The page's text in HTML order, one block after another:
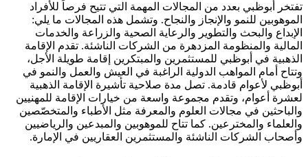
بعدد من المجالات المهمة التي تتيح فرصاً للأفراد
للنمو والإنجاز والنجاح. وتشمل هذه المجالات ما يلي:
والبحث والتطوير والرعاية الصحية والزراعة والخدمات
والمنظومة المزدهرة من الشركات الناشئة. تقدم الإقامة
في أبوظبي للمستثمرين والمبتكرين إقامة طويلة الأجل،
المواهب الدولية الراغبة في العيش والعمل والنمو في
قادمة. تصل مدة صلاحية تأشيرة الإقامة الذهبية
وتقدم مجموعة واسعة من خيارات الإقامة للمهنيين
في مجالات العلوم والمعرفة مثل الأطباء والمتخصّصين
والمخترعين. كما تتاح للموهوبين والمبدعين والرياضيين
الناشئة والمستثمرين العقاريين في الإمارة.